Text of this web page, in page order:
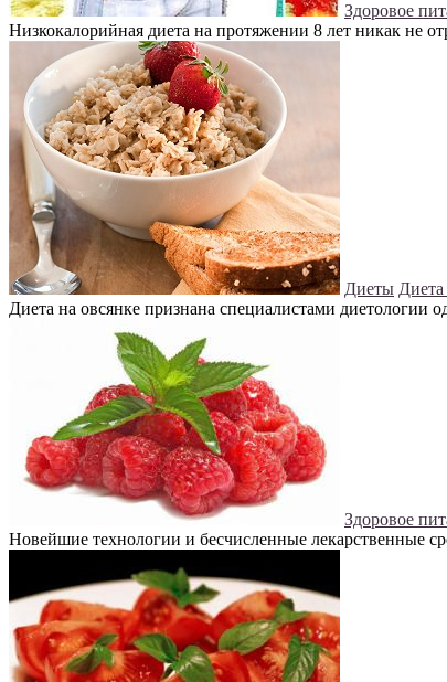
Здоровое
Низкокалорийная диета на протяжении 8 лет никак не
Диеты Диета
Диета на овсянке признана специалистами диетологии
Здоровое
Новейшие технологии и бесчисленные лекарственные